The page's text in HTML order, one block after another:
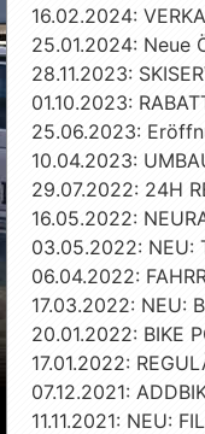
16.02.2024:
25.01.2024: Neue
28.11.2023:
01.10.2023:
25.06.2023:
10.04.2023:
29.07.2022: 24H
16.05.2022:
03.05.2022: NEU:
06.04.2022:
17.03.2022: NEU:
20.01.2022: BIKE
17.01.2022:
07.12.2021:
11.11.2021: NEU: